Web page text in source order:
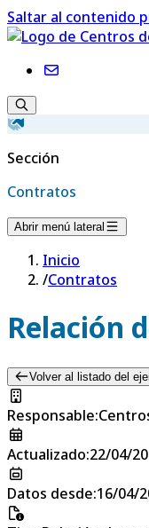
Saltar al contenido
Sección
Contratos
Abrir menú lateral
Inicio
/Contratos
Relación
Volver al listado del
Responsable:
Actualizado:22/04/
Datos desde:16/04/